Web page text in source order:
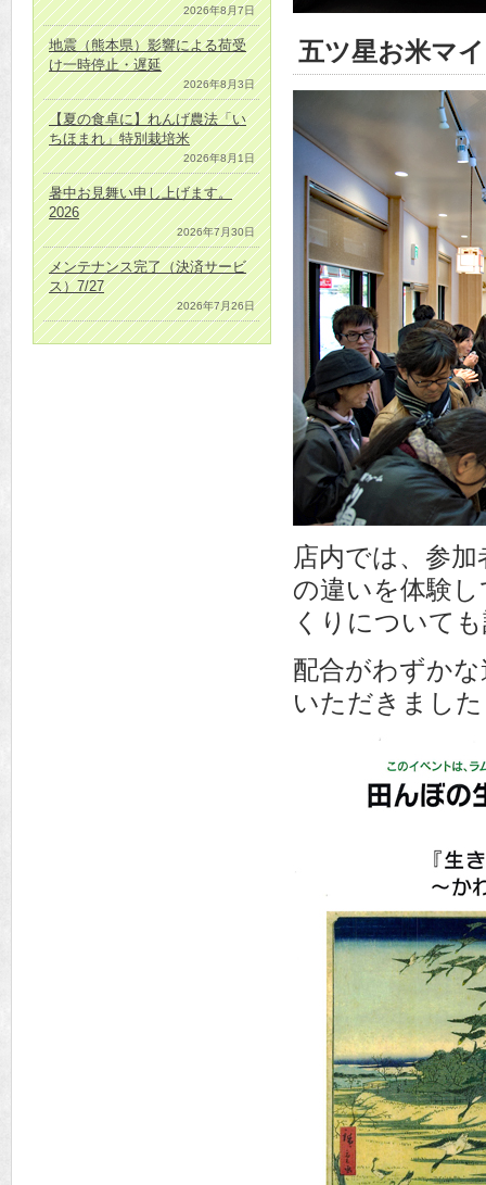
2026年8月7日
地震（熊本県）影響による荷受
け一時停止・遅延
2026年8月3日
【夏の食卓に】れんげ農法「い
ちほまれ」特別栽培米
2026年8月1日
暑中お見舞い申し上げます。
2026
2026年7月30日
メンテナンス完了（決済サービ
ス）7/27
2026年7月26日
五ツ星お米マ
店内では、参
の違いを体験
くりについて
配合がわずか
いただきまし